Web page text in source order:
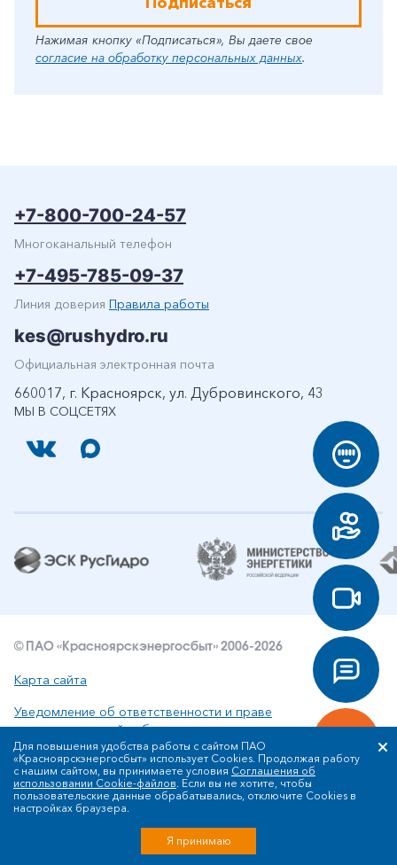
Нажимая кнопку «Подписаться», Вы даете свое
согласие на обработку персональных данных.
МЫ В СОЦСЕТЯХ
+7-800-700-24-57
Многоканальный телефон
+7-495-785-09-37
Линия доверия Правила работы
kes@rushydro.ru
Официальная электронная почта
660017, г. Красноярск, ул. Дубровинского, 43
© ПАО «Красноярскэнергосбыт» 2006-2026
Карта сайта
Уведомление об ответственности и праве
интеллектуальной собственности
Политика ПАО «Красноярскэнергосбыт» в отношении
обработки персональных данных
Для повышения удобства работы с сайтом ПАО
«Красноярскэнергосбыт» использует Cookies. Продолжая работу
с нашим сайтом, вы принимаете условия Соглашения об
использовании Cookie-файлов. Если вы не хотите, чтобы
пользовательские данные обрабатывались, отключите Cookies в
настройках браузера.
Я принимаю